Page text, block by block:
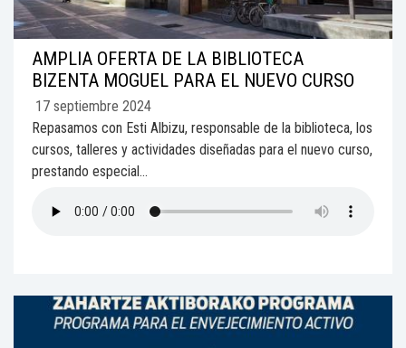
AMPLIA OFERTA DE LA BIBLIOTECA
BIZENTA MOGUEL PARA EL NUEVO CURSO
17 septiembre 2024
Repasamos con Esti Albizu, responsable de la biblioteca, los
cursos, talleres y actividades diseñadas para el nuevo curso,
prestando especial...